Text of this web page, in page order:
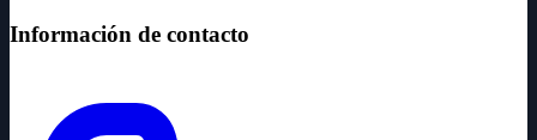
Información de contacto